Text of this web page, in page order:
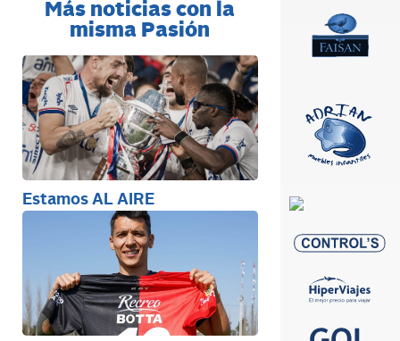
Más noticias con la
misma Pasión
Estamos AL AIRE